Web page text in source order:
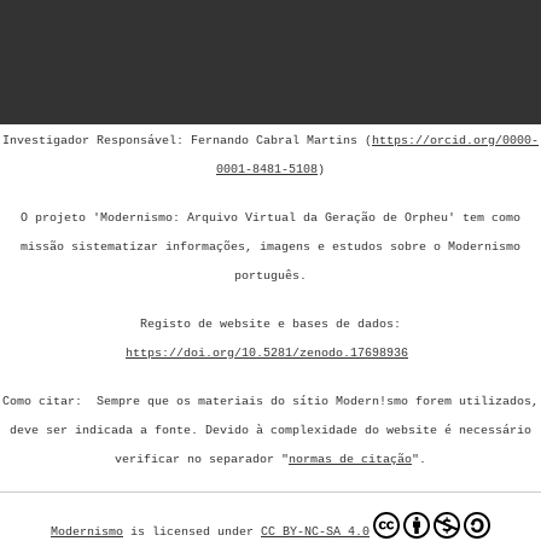
Investigador Responsável: Fernando Cabral Martins ( https://orcid.org/0000-
0001-8481-5108)
O projeto 'Modernismo: Arquivo Virtual da Geração de Orpheu' tem como
missão sistematizar informações, imagens e estudos sobre o Modernismo
português.
Registo de website e bases de dados:
https://doi.org/10.5281/zenodo.17698936
Como citar: Sempre que os materiais do sítio Modern!smo forem utilizados,
deve ser indicada a fonte. Devido à complexidade do website é necessário
verificar no separador "normas de citação".
Modernismo is licensed under CC BY-NC-SA 4.0